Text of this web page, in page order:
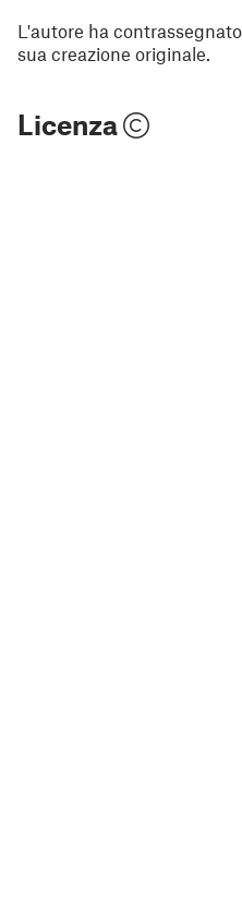
L'autore ha
sua creazione originale.
Licenza